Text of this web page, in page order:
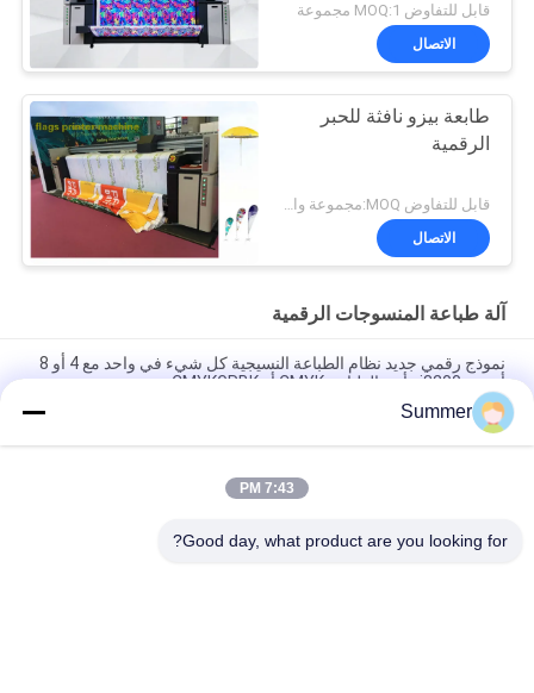
قابل للتفاوض MOQ:1 مجموعة
الاتصال
طابعة بيزو نافثة للحبر
الرقمية
الاتصال
آلة طباعة المنسوجات الرقمية
نموذج رقمي جديد نظام الطباعة النسيجية كل شيء في واحد مع 4 أو 8
أجهزة i3200 رأس الطباعة CMYK أو CMYKGRBK
الرقمية 3200mm
كل شيء في واحد مطبعة رقمية بوليستر مطبعة التخفيف المباشر
Summer
7:43 PM
Good day, what product are you looking for?